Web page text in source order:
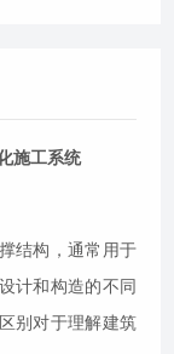
施工系统
结构，通常用于
计和构造的不同
别对于理解建筑